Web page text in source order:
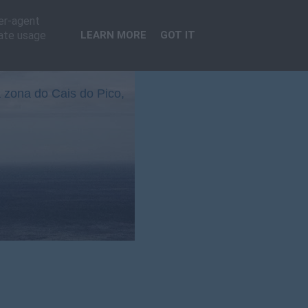
do Cais do Pico,
agent
usage
LEARN MORE GOT IT